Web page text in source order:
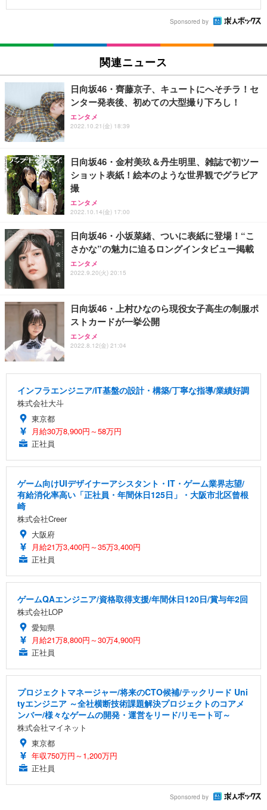
Sponsored by
関連ニュース
日向坂46・齊藤京子、キュートにへそチラ！セ
ンター発表後、初めての大型撮り下ろし！
エンタメ
2022.10.21(金) 18:39
日向坂46・金村美玖＆丹生明里、雑誌で初ツー
ショット表紙！絵本のような世界観でグラビア
撮
エンタメ
2022.10.14(金) 17:00
日向坂46・小坂菜緒、ついに表紙に登場！“こ
さかな”の魅力に迫るロングインタビュー掲載
エンタメ
2022.9.20(火) 20:15
日向坂46・上村ひなのら現役女子高生の制服ポ
ストカードが一挙公開
エンタメ
2022.8.12(金) 21:04
インフラエンジニア/IT基盤の設計・構築/丁寧な指導/業績好調
株式会社大斗
東京都
月給30万8,900円～58万円
正社員
ゲーム向けUIデザイナーアシスタント・IT・ゲーム業界志望/
有給消化率高い「正社員・年間休日125日」・大阪市北区曾根
崎
株式会社Creer
大阪府
月給21万3,400円～35万3,400円
正社員
ゲームQAエンジニア/資格取得支援/年間休日120日/賞与年2回
株式会社LOP
愛知県
月給21万8,800円～30万4,900円
正社員
プロジェクトマネージャー/将来のCTO候補/テックリード Uni
tyエンジニア ～全社横断技術課題解決プロジェクトのコアメ
ンバー/様々なゲームの開発・運営をリード/リモート可～
株式会社マイネット
東京都
年収750万円～1,200万円
正社員
Sponsored by